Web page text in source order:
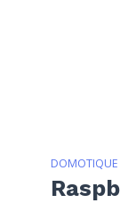
DOMOTIQUE